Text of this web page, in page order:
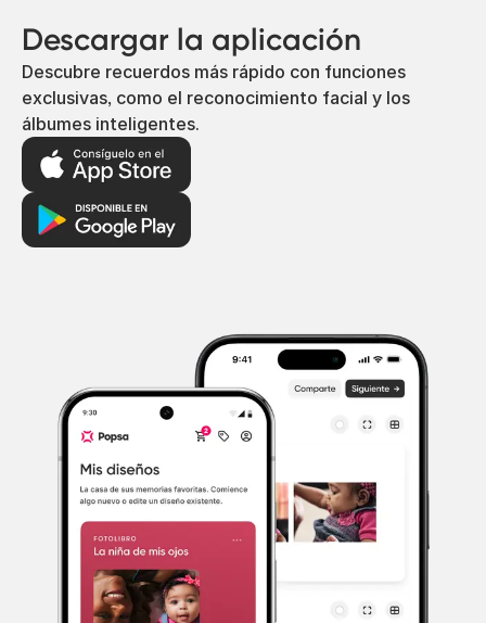
Descargar la aplicación
Descubre recuerdos más rápido con funciones
exclusivas, como el reconocimiento facial y los
álbumes inteligentes.